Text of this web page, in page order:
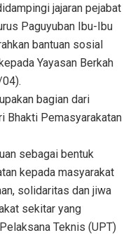
jajaran pejabat
Paguyuban Ibu-Ibu
bantuan sosial
Yayasan Berkah
bagian dari
Bhakti Pemasyarakatan
sebagai bentuk
kepada masyarakat
solidaritas dan jiwa
sekitar yang
Teknis (UPT)